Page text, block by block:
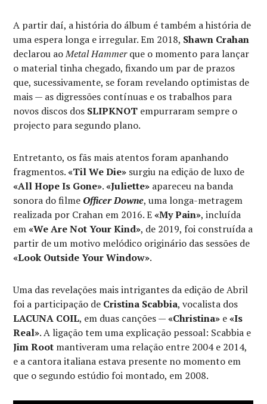
A partir daí, a história do álbum é também a história de
uma espera longa e irregular. Em 2018, Shawn Crahan
declarou aoMetal Hammerque o momento para lançar
o material tinha chegado, fixando um par de prazos
que, sucessivamente, se foram revelando optimistas de
mais — as digressões contínuas e os trabalhos para
novos discos dos SLIPKNOT empurraram sempre o
projecto para segundo plano.
Entretanto, os fãs mais atentos foram apanhando
fragmentos.«Til We Die» surgiu na edição de luxo de
«All Hope Is Gone».«Juliette» apareceu na banda
sonora do filme Officer Downe, uma longa-metragem
realizada por Crahan em 2016. E«My Pain», incluída
em«We Are Not Your Kind», de 2019, foi construída a
partir de um motivo melódico originário das sessões de
«Look Outside Your Window».
Uma das revelações mais intrigantes da edição de Abril
foi a participação de Cristina Scabbia, vocalista dos
LACUNA COIL, em duas canções —«Christina» e«Is
Real». A ligação tem uma explicação pessoal: Scabbia e
Jim Root mantiveram uma relação entre 2004 e 2014,
e a cantora italiana estava presente no momento em
que o segundo estúdio foi montado, em 2008.